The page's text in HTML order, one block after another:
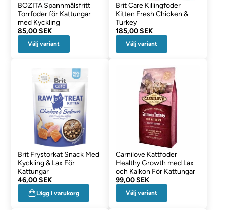
BOZITA Spannmålsfritt
Torrfoder för Kattungar
med Kyckling
85,00 SEK
Välj variant
Brit Care Killingfoder
Kitten Fresh Chicken &
Turkey
185,00 SEK
Välj variant
Brit Frystorkat Snack Med
Kyckling & Lax För
Kattungar
46,00 SEK
Lägg i varukorg
Carnilove Kattfoder
Healthy Growth med Lax
och Kalkon För Kattungar
99,00 SEK
Välj variant